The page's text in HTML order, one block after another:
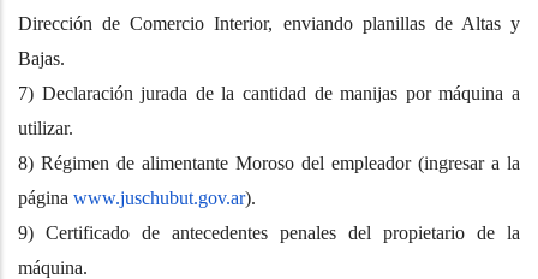
Dirección de Comercio Interior, enviando planillas de Altas y
Bajas.
7) Declaración jurada de la cantidad de manijas por máquina a
utilizar.
8) Régimen de alimentante Moroso del empleador (ingresar a la
página www.juschubut.gov.ar).
9) Certificado de antecedentes penales del propietario de la
máquina.